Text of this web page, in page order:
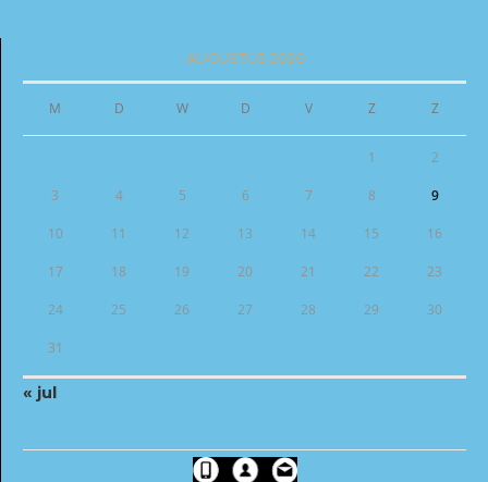
AUGUSTUS 2026
M D W D V Z Z
1 2
3 4 5 6 7 8 9
10 11 12 13 14 15 16
17 18 19 20 21 22 23
24 25 26 27 28 29 30
31
« jul